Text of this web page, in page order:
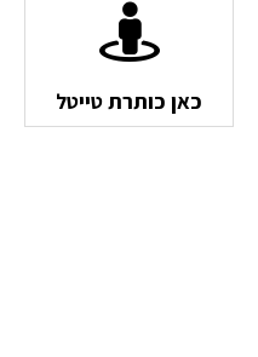
כאן כותרת טייטל